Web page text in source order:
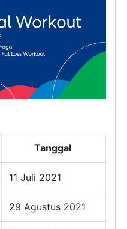
Tanggal
11 Juli 2021
29 Agustus 2021